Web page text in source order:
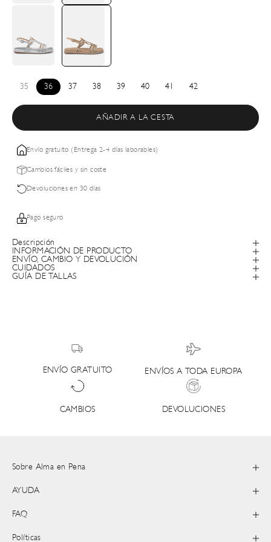
35 36 37 38 39 40 41 42
AÑADIR A LA CESTA
Envío gratuito (Entrega 2-4 días laborables)
Cambios fáciles y sin coste
Devoluciones en 30 días
Pago seguro
Descripción
INFORMACIÓN DE PRODUCTO
ENVÍO, CAMBIO Y DEVOLUCIÓN
CUIDADOS
GUÍA DE TALLAS
ENVÍO GRATUITO ENVÍOS A TODA EUROPA
CAMBIOS DEVOLUCIONES
Sobre Alma en Pena
AYUDA
FAQ
Políticas